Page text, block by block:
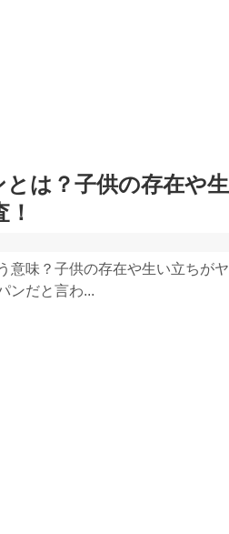
は？子供の存在や生
意味？子供の存在や生い立ちがヤ
ンだと言わ...